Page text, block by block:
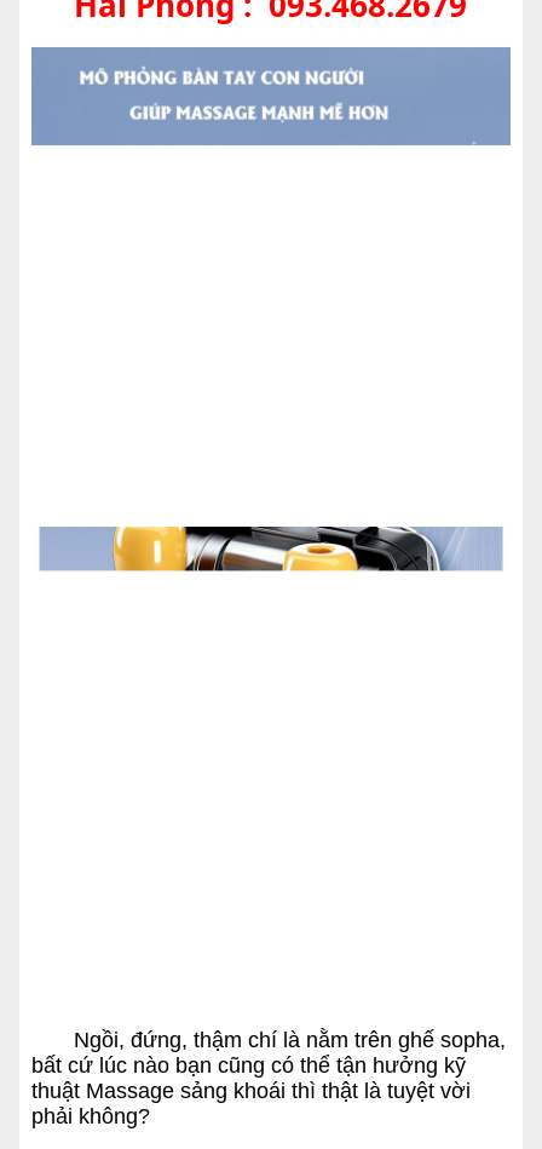
Ngồi, đứng, thậm chí là nằm trên ghế sopha,
bất cứ lúc nào bạn cũng có thể tận hưởng kỹ
thuật Massage sảng khoái thì thật là tuyệt vời
phải không?